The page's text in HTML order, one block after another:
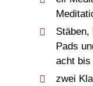
Stäben,
Pads
acht bis
zwei